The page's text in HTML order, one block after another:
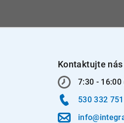
Kontaktujte nás
7:30 - 16:00
530 332 751